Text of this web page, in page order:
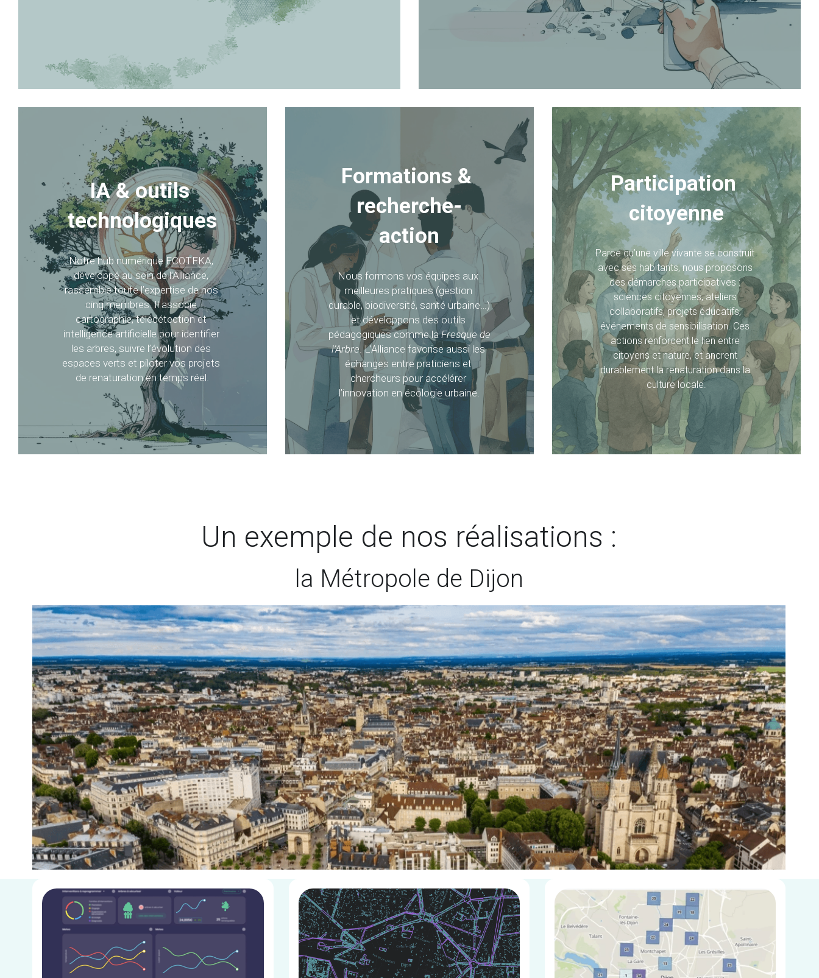
IA & outils
technologiques
Notre hub numérique ECOTEKA,
développé au sein de l’Alliance,
rassemble toute l’expertise de nos
cinq membres. Il associe
cartographie, télédétection et
intelligence artificielle pour identifier
les arbres, suivre l’évolution des
espaces verts et piloter vos projets
de renaturation en temps réel.
Formations &
recherche-
action
Nous formons vos équipes aux
meilleures pratiques (gestion
durable, biodiversité, santé urbaine…)
et développons des outils
pédagogiques comme la Fresque de
l’Arbre. L’Alliance favorise aussi les
échanges entre praticiens et
chercheurs pour accélérer
l’innovation en écologie urbaine.
Participation
citoyenne
Parce qu’une ville vivante se construit
avec ses habitants, nous proposons
des démarches participatives :
sciences citoyennes, ateliers
collaboratifs, projets éducatifs,
événements de sensibilisation. Ces
actions renforcent le lien entre
citoyens et nature, et ancrent
durablement la renaturation dans la
culture locale.
Un exemple de nos réalisations :
la Métropole de Dijon